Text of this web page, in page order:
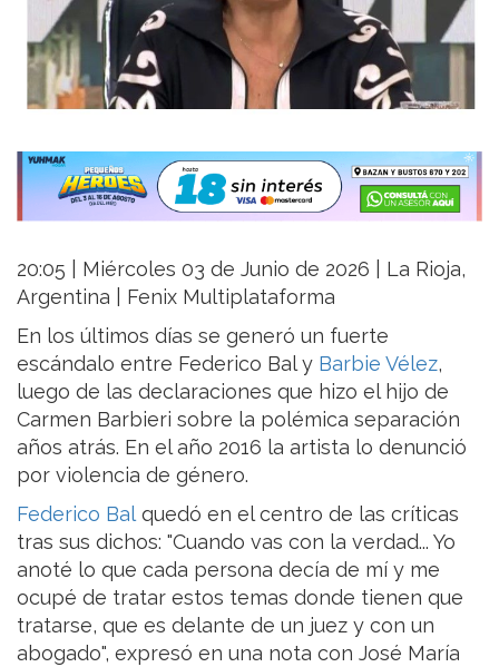
20:05 | Miércoles 03 de Junio de 2026 | La Rioja,
Argentina | Fenix Multiplataforma
En los últimos días se generó un fuerte
escándalo entre Federico Bal y Barbie Vélez,
luego de las declaraciones que hizo el hijo de
Carmen Barbieri sobre la polémica separación
años atrás. En el año 2016 la artista lo denunció
por violencia de género.
Federico Bal quedó en el centro de las críticas
tras sus dichos: "Cuando vas con la verdad... Yo
anoté lo que cada persona decía de mí y me
ocupé de tratar estos temas donde tienen que
tratarse, que es delante de un juez y con un
abogado", expresó en una nota con José María